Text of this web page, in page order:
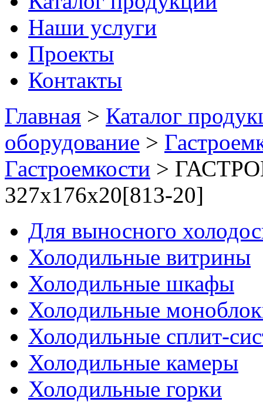
Наши услуги
Проекты
Контакты
Главная > Каталог
оборудование >
Гастроемкости >
327х176х20[813-20]
Для выносного
Холодильные витрины
Холодильные шкафы
Холодильные
Холодильные сплит-
Холодильные камеры
Холодильные горки